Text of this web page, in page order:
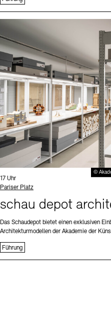
©
Uhrzeit:
17 Uhr
Standort
Pariser Platz
schau depot
Das Schaudepot bietet einen exklusiven
Architekturmodellen der Akademie der
Führung